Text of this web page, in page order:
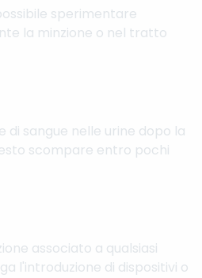
sperimentare
la minzione o nel tratto
di sangue nelle urine dopo la
scompare entro pochi
associato a qualsiasi
l'introduzione di dispositivi o